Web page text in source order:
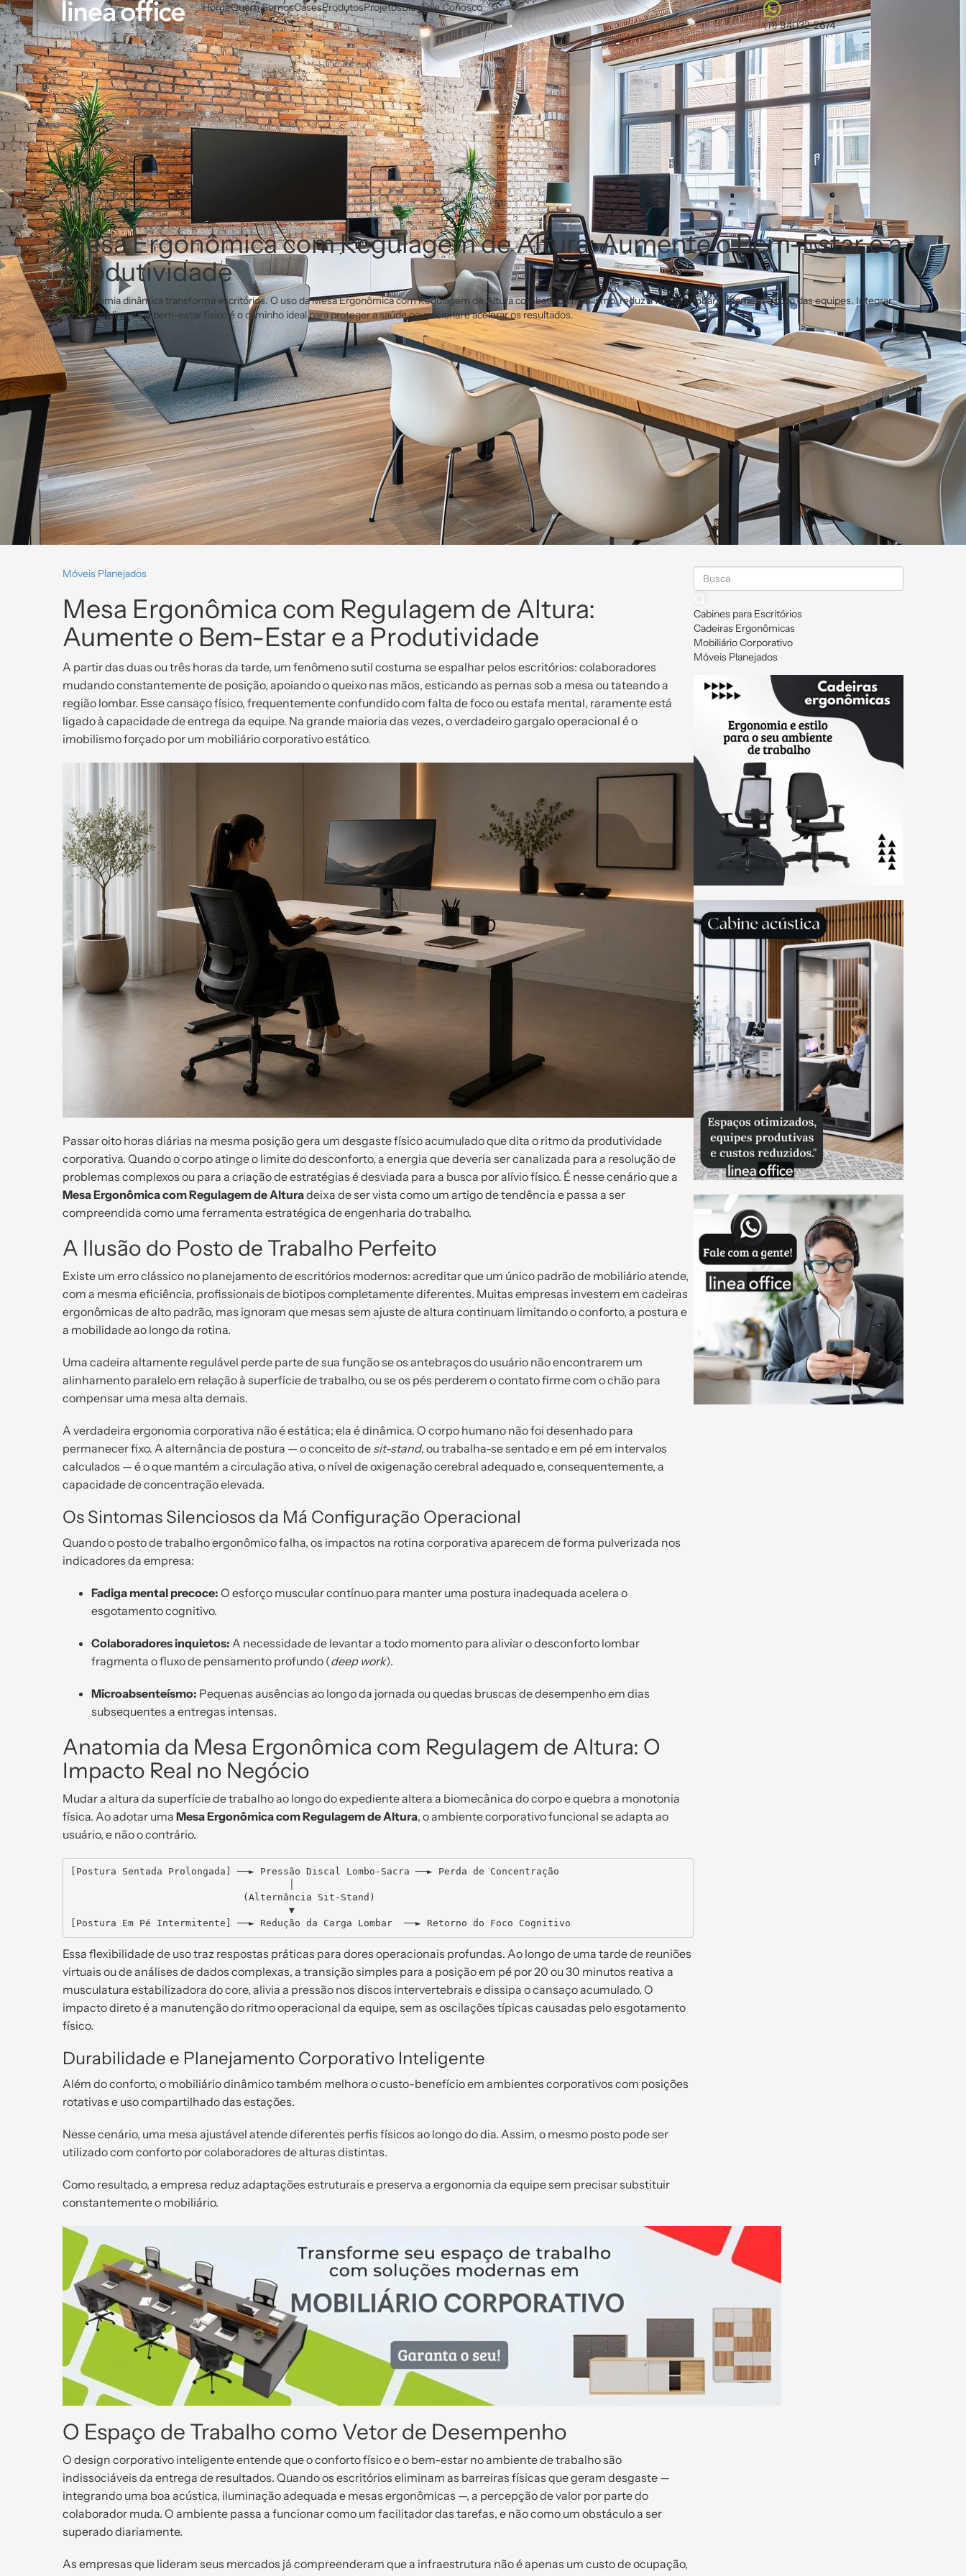
HomeQuem SomosCasesProdutosProjetosBlogFale Conosco
(11) 94032-2674
Mesa Ergonômica com Regulagem de Altura: Aumente o Bem-Estar e a
Produtividade
A ergonomia dinâmica transforma escritórios. O uso da Mesa Ergonômica com Regulagem de Altura combate o imobilismo, reduz a fadiga lombar e mantém o foco das equipes. Integrar
design inteligente e bem-estar físico é o caminho ideal para proteger a saúde ocupacional e acelerar os resultados.
Móveis Planejados
Mesa Ergonômica com Regulagem de Altura:
Aumente o Bem-Estar e a Produtividade
A partir das duas ou três horas da tarde, um fenômeno sutil costuma se espalhar pelos escritórios: colaboradores
mudando constantemente de posição, apoiando o queixo nas mãos, esticando as pernas sob a mesa ou tateando a
região lombar. Esse cansaço físico, frequentemente confundido com falta de foco ou estafa mental, raramente está
ligado à capacidade de entrega da equipe. Na grande maioria das vezes, o verdadeiro gargalo operacional é o
imobilismo forçado por um mobiliário corporativo estático.
Passar oito horas diárias na mesma posição gera um desgaste físico acumulado que dita o ritmo da produtividade
corporativa. Quando o corpo atinge o limite do desconforto, a energia que deveria ser canalizada para a resolução de
problemas complexos ou para a criação de estratégias é desviada para a busca por alívio físico. É nesse cenário que a
Mesa Ergonômica com Regulagem de Alturadeixa de ser vista como um artigo de tendência e passa a ser
compreendida como uma ferramenta estratégica de engenharia do trabalho.
A Ilusão do Posto de Trabalho Perfeito
Existe um erro clássico no planejamento de escritórios modernos: acreditar que um único padrão de mobiliário atende,
com a mesma eficiência, profissionais de biotipos completamente diferentes. Muitas empresas investem em cadeiras
ergonômicas de alto padrão, mas ignoram que mesas sem ajuste de altura continuam limitando o conforto, a postura e
a mobilidade ao longo da rotina.
Uma cadeira altamente regulável perde parte de sua função se os antebraços do usuário não encontrarem um
alinhamento paralelo em relação à superfície de trabalho, ou se os pés perderem o contato firme com o chão para
compensar uma mesa alta demais.
A verdadeira ergonomia corporativa não é estática; ela é dinâmica. O corpo humano não foi desenhado para
permanecer fixo. A alternância de postura — o conceito de sit-stand, ou trabalha-se sentado e em pé em intervalos
calculados — é o que mantém a circulação ativa, o nível de oxigenação cerebral adequado e, consequentemente, a
capacidade de concentração elevada.
Os Sintomas Silenciosos da Má Configuração Operacional
Quando o posto de trabalho ergonômico falha, os impactos na rotina corporativa aparecem de forma pulverizada nos
indicadores da empresa:
Fadiga mental precoce: O esforço muscular contínuo para manter uma postura inadequada acelera o
esgotamento cognitivo.
Colaboradores inquietos: A necessidade de levantar a todo momento para aliviar o desconforto lombar
fragmenta o fluxo de pensamento profundo (deep work).
Microabsenteísmo: Pequenas ausências ao longo da jornada ou quedas bruscas de desempenho em dias
subsequentes a entregas intensas.
Anatomia da Mesa Ergonômica com Regulagem de Altura: O
Impacto Real no Negócio
Mudar a altura da superfície de trabalho ao longo do expediente altera a biomecânica do corpo e quebra a monotonia
física. Ao adotar uma Mesa Ergonômica com Regulagem de Altura, o ambiente corporativo funcional se adapta ao
usuário, e não o contrário.
[Postura Sentada Prolongada] ──► Pressão Discal Lombo-Sacra ──► Perda de Concentração
Essa flexibilidade de uso traz respostas práticas para dores operacionais profundas. Ao longo de uma tarde de reuniões
virtuais ou de análises de dados complexas, a transição simples para a posição em pé por 20 ou 30 minutos reativa a
musculatura estabilizadora do core, alivia a pressão nos discos intervertebrais e dissipa o cansaço acumulado. O
impacto direto é a manutenção do ritmo operacional da equipe, sem as oscilações típicas causadas pelo esgotamento
físico.
Durabilidade e Planejamento Corporativo Inteligente
Além do conforto, o mobiliário dinâmico também melhora o custo-benefício em ambientes corporativos com posições
rotativas e uso compartilhado das estações.
Nesse cenário, uma mesa ajustável atende diferentes perfis físicos ao longo do dia. Assim, o mesmo posto pode ser
utilizado com conforto por colaboradores de alturas distintas.
Como resultado, a empresa reduz adaptações estruturais e preserva a ergonomia da equipe sem precisar substituir
constantemente o mobiliário.
O Espaço de Trabalho como Vetor de Desempenho
O design corporativo inteligente entende que o conforto físico e o bem-estar no ambiente de trabalho são
indissociáveis da entrega de resultados. Quando os escritórios eliminam as barreiras físicas que geram desgaste —
integrando uma boa acústica, iluminação adequada e mesas ergonômicas —, a percepção de valor por parte do
colaborador muda. O ambiente passa a funcionar como um facilitador das tarefas, e não como um obstáculo a ser
superado diariamente.
As empresas que lideram seus mercados já compreenderam que a infraestrutura não é apenas um custo de ocupação,
Cabines para Escritórios
Cadeiras Ergonômicas
Mobiliário Corporativo
Móveis Planejados